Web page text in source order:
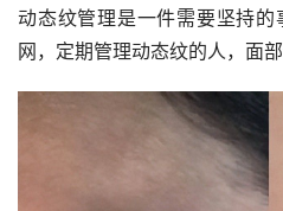
动态纹管理是一件需要坚持
网，定期管理动态纹的人，面